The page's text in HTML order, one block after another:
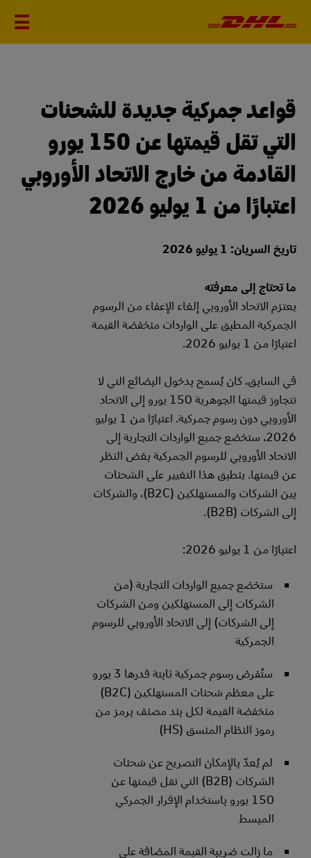
قواعد جمركية جديدة للشحنات
التي تقل قيمتها عن 150 يورو
القادمة من خارج الاتحاد الأوروبي
اعتبارًا من 1 يوليو 2026
تاريخ السريان: 1 يوليو 2026
ما تحتاج إلى معرفته
يعتزم الاتحاد الأوروبي إلغاء الإعفاء من الرسوم
الجمركية المطبق على الواردات منخفضة القيمة
اعتبارًا من 1 يوليو 2026.
في السابق، كان يُسمح بدخول البضائع التي لا
تتجاوز قيمتها الجوهرية 150 يورو إلى الاتحاد
الأوروبي دون رسوم جمركية. اعتبارًا من 1 يوليو
2026، ستخضع جميع الواردات التجارية إلى
الاتحاد الأوروبي للرسوم الجمركية بغض النظر
عن قيمتها. ينطبق هذا التغيير على الشحنات
بين الشركات والمستهلكين (B2C)، والشركات
إلى الشركات (B2B).
اعتبارًا من 1 يوليو 2026:
ستخضع جميع الواردات التجارية (من
الشركات إلى المستهلكين ومن الشركات
إلى الشركات) إلى الاتحاد الأوروبي للرسوم
الجمركية
ستُفرض رسوم جمركية ثابتة قدرها 3 يورو
على معظم شحنات المستهلكين (B2C)
منخفضة القيمة لكل بند مصنف برمز من
رموز النظام المنسق (HS)
لم يُعدّ بالإمكان التصريح عن شحنات
الشركات (B2B) التي تقل قيمتها عن
150 يورو باستخدام الإقرار الجمركي
المبسط
ما زالت ضريبة القيمة المضافة على